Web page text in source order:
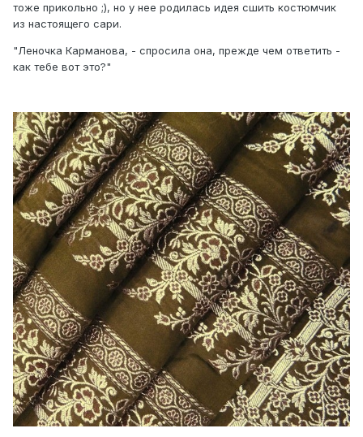
тоже прикольно ;), но у нее родилась идея сшить костюмчик
из настоящего сари.
"Леночка Карманова, - спросила она, прежде чем ответить -
как тебе вот это?"